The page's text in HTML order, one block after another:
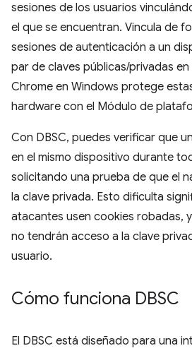
sesiones de los usuarios
el que se encuentran. Vincula de
sesiones de autenticación a un
par de claves públicas/privadas
Chrome en Windows protege
hardware con el Módulo de
Con DBSC, puedes verificar que
en el mismo dispositivo durante
solicitando una prueba de que el
la clave privada. Esto dificulta
atacantes usen cookies robadas,
no tendrán acceso a la clave
usuario.
Cómo funciona DBSC
El DBSC está diseñado para una